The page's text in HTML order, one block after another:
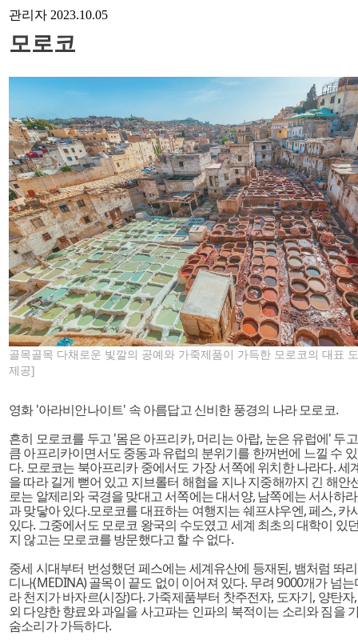
관리자 2023.10.05
모로코
골목골목 다채로운 빛깔의 공예와 가죽제품이 가득한 모로코의 대표
제공]
영화 '아라비안나이트' 속 아름답고 신비한 풍경의 나라 모로코.
흔히 모로코를 두고 '몸은 아프리카, 머리는 아랍, 눈은 유럽에' 두
큼 아프리카이면서도 중동과 유럽의 분위기를 한꺼번에 느낄 수
다. 모로코는 북아프리카 중에서도 가장 서쪽에 위치한 나라다. 세
을 따라 길게 뻗어 있고 지브롤터 해협을 지나 지중해까지 긴 해안
로는 알제리와 국경을 맞대고 서쪽에는 대서양, 남쪽에는 서사하
과 맞닿아 있다.모로코를 대표하는 여행지는 쉐프샤우엔, 페스, 카
있다. 그중에서도 모로코 왕국의 수도였고 세계 최초의 대학이 있
지 않고는 모로코를 방문했다고 할 수 없다.
중세 시대부터 번성했던 페스에는 세계유산에 등재된, 뱀처럼 똬
디나(MEDINA) 골목이 끝도 없이 이어져 있다. 무려 9000개가 넘
라 천지가 바자르(시장)다. 가죽제품부터 찻주전자, 도자기, 양탄
외 다양한 향료와 과일을 사고파는 인파의 북적이는 소리와 짐을
숨소리가 가득하다.